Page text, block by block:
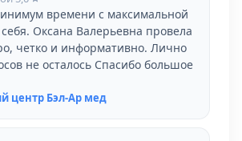
времени с максимальной
Оксана Валерьевна провела
четко и информативно. Лично
не осталось Спасибо большое
центр Бэл-Ар мед